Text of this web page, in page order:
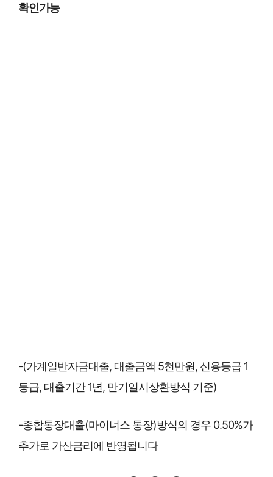
확인가능
-(가계일반자금대출, 대출금액 5천만원, 신용등급 1
등급, 대출기간 1년, 만기일시상환방식 기준)
-종합통장대출(마이너스 통장)방식의 경우 0.50%가
추가로 가산금리에 반영됩니다